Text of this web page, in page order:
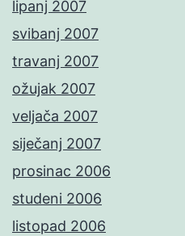
lipanj 2007
svibanj 2007
travanj 2007
ožujak 2007
veljača 2007
siječanj 2007
prosinac 2006
studeni 2006
listopad 2006